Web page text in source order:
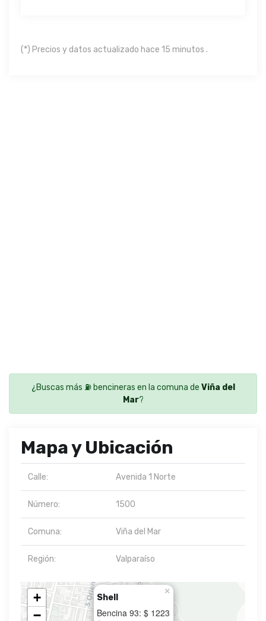
(*) Precios y datos actualizado hace 15 minutos .
¿Buscas más ⛽ bencineras en la comuna de Viña del
Mar?
Mapa y Ubicación
Calle: Avenida 1 Norte
Número: 1500
Comuna: Viña del Mar
Región: Valparaíso
Shell
Bencina 93: $ 1223
×
+
−